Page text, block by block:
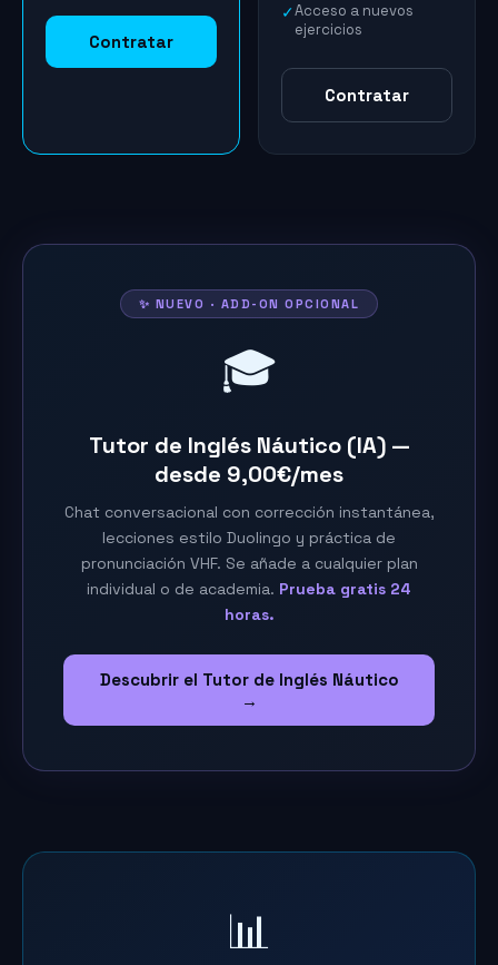
Contratar
✓Acceso a nuevos
ejercicios
Contratar
✨ NUEVO · ADD-ON OPCIONAL
🎓
Tutor de Inglés Náutico (IA) —
desde 9,00€/mes
Chat conversacional con corrección instantánea,
lecciones estilo Duolingo y práctica de
pronunciación VHF. Se añade a cualquier plan
individual o de academia. Prueba gratis 24
horas.
Descubrir el Tutor de Inglés Náutico
→
📊